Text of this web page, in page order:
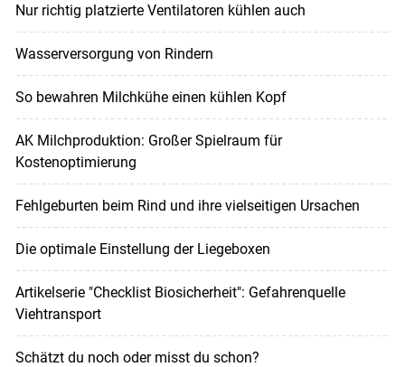
Nur richtig platzierte Ventilatoren kühlen auch
Wasserversorgung von Rindern
So bewahren Milchkühe einen kühlen Kopf
AK Milchproduktion: Großer Spielraum für
Kostenoptimierung
Fehlgeburten beim Rind und ihre vielseitigen Ursachen
Die optimale Einstellung der Liegeboxen
Artikelserie "Checklist Biosicherheit": Gefahrenquelle
Viehtransport
Schätzt du noch oder misst du schon?